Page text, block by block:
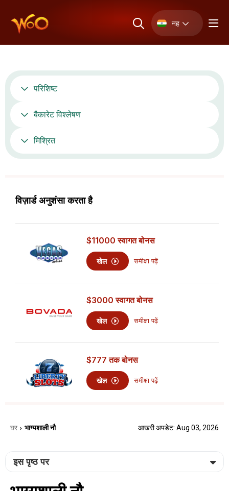
नह
परिशिष्ट
बैकारेट विश्लेषण
मिश्रित
विज़ार्ड अनुशंसा करता है
$11000 स्वागत बोनस
खेल समीक्षा पढ़ें
$3000 स्वागत बोनस
खेल समीक्षा पढ़ें
$777 तक बोनस
खेल समीक्षा पढ़ें
घर › भाग्यशाली नौ आखरी अपडेट: Aug 03, 2026
इस पृष्ठ पर